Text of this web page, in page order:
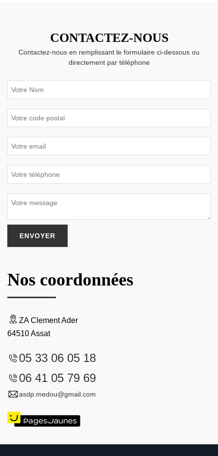
CONTACTEZ-NOUS
Contactez-nous en remplissant le formulaire ci-dessous ou
directement par téléphone
Nos coordonnées
ZA Clement Ader
64510 Assat
05 33 06 05 18
06 41 05 79 69
asdp.medou@gmail.com